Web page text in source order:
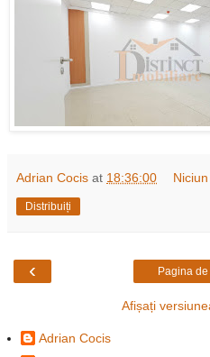
Adrian Cocis at 18:36:00
Distribuiți
‹ Pagina
Afișați
Adrian Cocis